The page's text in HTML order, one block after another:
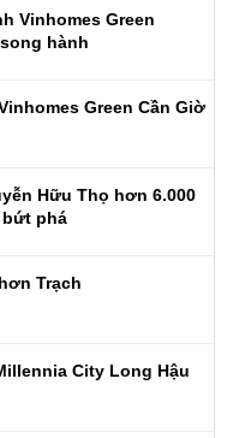
Vinhomes Green
hành
Green Cần Giờ
Hữu Thọ hơn 6.000
bứt phá
Trạch
City Long Hậu